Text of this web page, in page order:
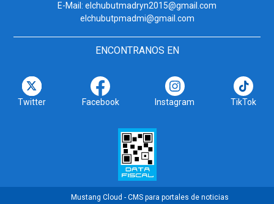
E-Mail: elchubutmadryn2015@gmail.com
elchubutpmadmi@gmail.com
ENCONTRANOS EN
Twitter Facebook Instagram TikTok
Mustang Cloud - CMS para portales de noticias